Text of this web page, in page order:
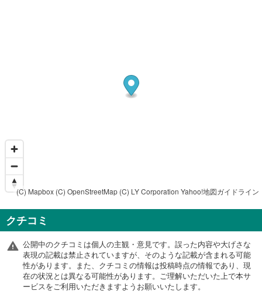
(C) Mapbox (C) OpenStreetMap (C) LY Corporation Yahoo!地図ガイドライン
クチコミ
公開中のクチコミは個人の主観・意見です。誤った内容や大げさな
表現の記載は禁止されていますが、そのような記載が含まれる可能
性があります。また、クチコミの情報は投稿時点の情報であり、現
在の状況とは異なる可能性があります。ご理解いただいた上で本サ
ービスをご利用いただきますようお願いいたします。